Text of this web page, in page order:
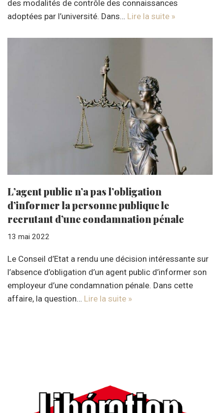
des modalités de contrôle des connaissances
adoptées par l’université. Dans… Lire la suite »
L’agent public n’a pas l’obligation
d’informer la personne publique le
recrutant d’une condamnation pénale
13 mai 2022
Le Conseil d’Etat a rendu une décision intéressante sur
l’absence d’obligation d’un agent public d’informer son
employeur d’une condamnation pénale. Dans cette
affaire, la question… Lire la suite »